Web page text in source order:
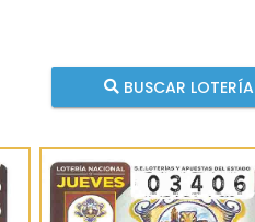
BUSCAR LOTERÍA